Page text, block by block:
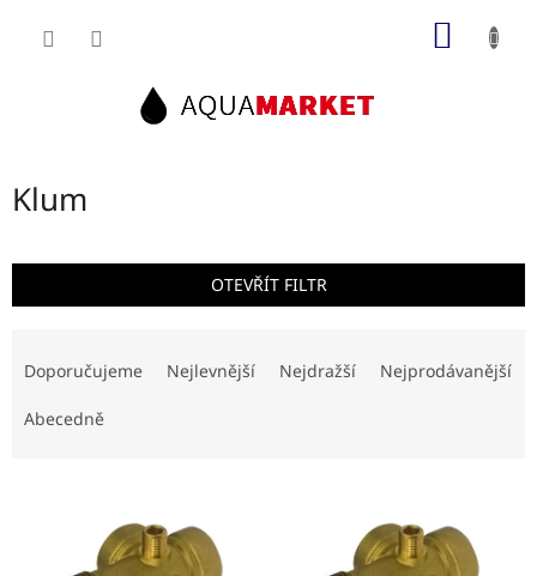
Klum
OTEVŘÍT FILTR
Doporučujeme Nejlevnější Nejdražší Nejprodávanější
Abecedně